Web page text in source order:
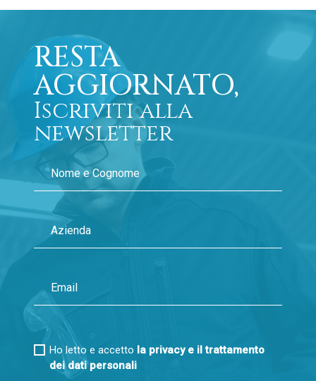
RESTA
AGGIORNATO,
Iscriviti alla
newsletter
Ho letto e accetto la privacy e il trattamento
dei dati personali